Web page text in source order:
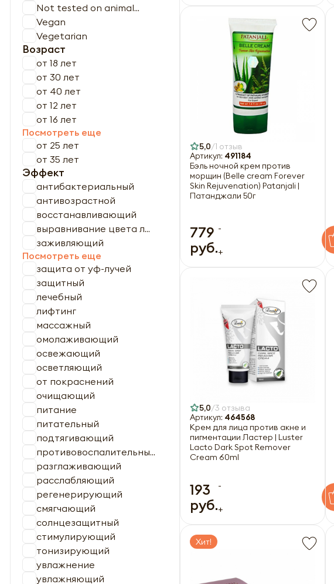
Not tested on animal...
Vegan
Vegetarian
Возраст
от 18 лет
от 30 лет
от 40 лет
от 12 лет
от 16 лет
Посмотреть еще
от 25 лет
от 35 лет
Эффект
антибактериальный
антивозрастной
восстанавливающий
выравнивание цвета л...
заживляющий
Посмотреть еще
защита от уф-лучей
защитный
лечебный
лифтинг
массажный
омолаживающий
освежающий
осветляющий
от покраснений
очищающий
питание
питательный
подтягивающий
противовоспалительны...
разглаживающий
расслабляющий
регенерирующий
смягчающий
солнцезащитный
стимулирующий
тонизирующий
увлажнение
увлажняющий
5,0 1 отзыв
Артикул: 491184
Бэль ночной крем против
морщин (Belle cream Forever
Skin Rejuvenation) Patanjali |
Патанджали 50г
779
руб.
-
+
5,0 3 отзыва
Артикул: 464568
Крем для лица против акне и
пигментации Ластер | Luster
Lacto Dark Spot Remover
Cream 60ml
193
руб.
-
+
Хит!